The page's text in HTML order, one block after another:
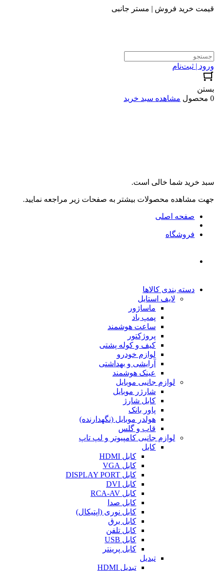
قیمت خرید فروش | مستر جانبی
ورود | ثبت‌نام
بستن
0 محصول
مشاهده سبد خرید
سبد خرید شما خالی است.
جهت مشاهده محصولات بیشتر به صفحات زیر مراجعه نمایید.
صفحه اصلی
فروشگاه
دسته بندی کالاها
لایف استایل
ماساژور
پمپ باد
ساعت هوشمند
پروژکتور
کیف و کوله پشتی
لوازم خودرو
آرایشی و بهداشتی
عینک هوشمند
لوازم جانبی موبایل
شارژر موبایل
کابل شارژ
پاور بانک
هولدر موبایل (نگهدارنده)
قاب و گلس
لوازم جانبی کامپیوتر و لپ تاپ
کابل
کابل HDMI
کابل VGA
کابل DISPLAY PORT
کابل DVI
کابل RCA-AV
کابل صدا
کابل نوری (اپتیکال)
کابل برق
کابل تلفن
کابل USB
کابل پرینتر
تبدیل
تبدیل HDMI